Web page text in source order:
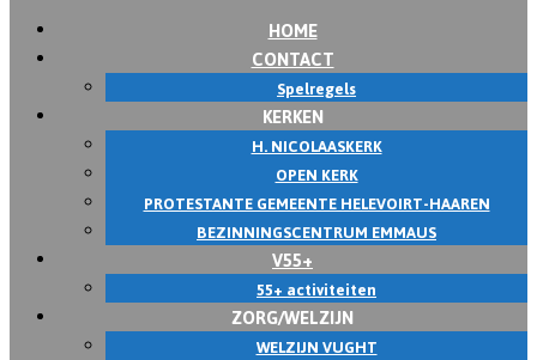
HOME
CONTACT
Spelregels
KERKEN
H. NICOLAASKERK
OPEN KERK
PROTESTANTE GEMEENTE HELEVOIRT-HAAREN
BEZINNINGSCENTRUM EMMAUS
V55+
55+ activiteiten
ZORG/WELZIJN
WELZIJN VUGHT